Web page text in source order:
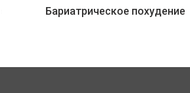
Бариатрическое похудение